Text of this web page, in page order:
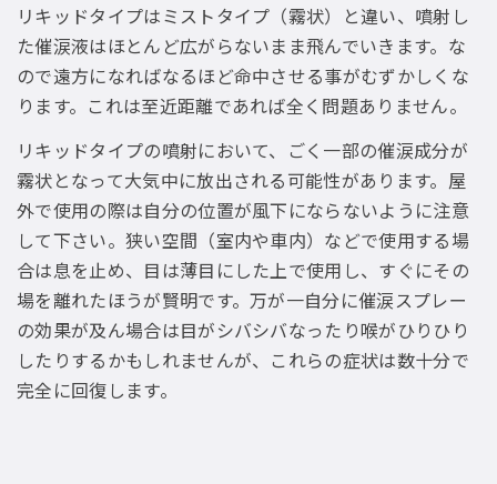
リキッドタイプはミストタイプ（霧状）と違い、噴射し
た催涙液はほとんど広がらないまま飛んでいきます。な
ので遠方になればなるほど命中させる事がむずかしくな
ります。これは至近距離であれば全く問題ありません。
リキッドタイプの噴射において、ごく一部の催涙成分が
霧状となって大気中に放出される可能性があります。屋
外で使用の際は自分の位置が風下にならないように注意
して下さい。狭い空間（室内や車内）などで使用する場
合は息を止め、目は薄目にした上で使用し、すぐにその
場を離れたほうが賢明です。万が一自分に催涙スプレー
の効果が及ん場合は目がシバシバなったり喉がひりひり
したりするかもしれませんが、これらの症状は数十分で
完全に回復します。